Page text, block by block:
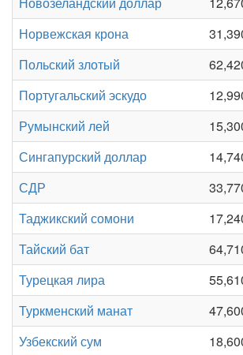
Норвежская крона
Польский злотый
Португальский эскудо
Румынский лей
Сингапурский доллар
СДР
Таджикский сомони
Тайский бат
Турецкая лира
Туркменский манат
Узбекский сум